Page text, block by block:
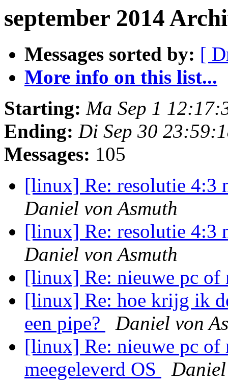
september 2014
Messages sorted by: [
More info on this list...
Starting: Ma Sep 1
Ending: Di Sep 30
Messages: 105
[linux] Re: resolutie 4:3
Daniel von Asmuth
[linux] Re: resolutie 4:3
Daniel von Asmuth
[linux] Re: nieuwe pc of
[linux] Re: hoe krijg ik
een pipe?
Daniel von
[linux] Re: nieuwe pc of
meegeleverd OS